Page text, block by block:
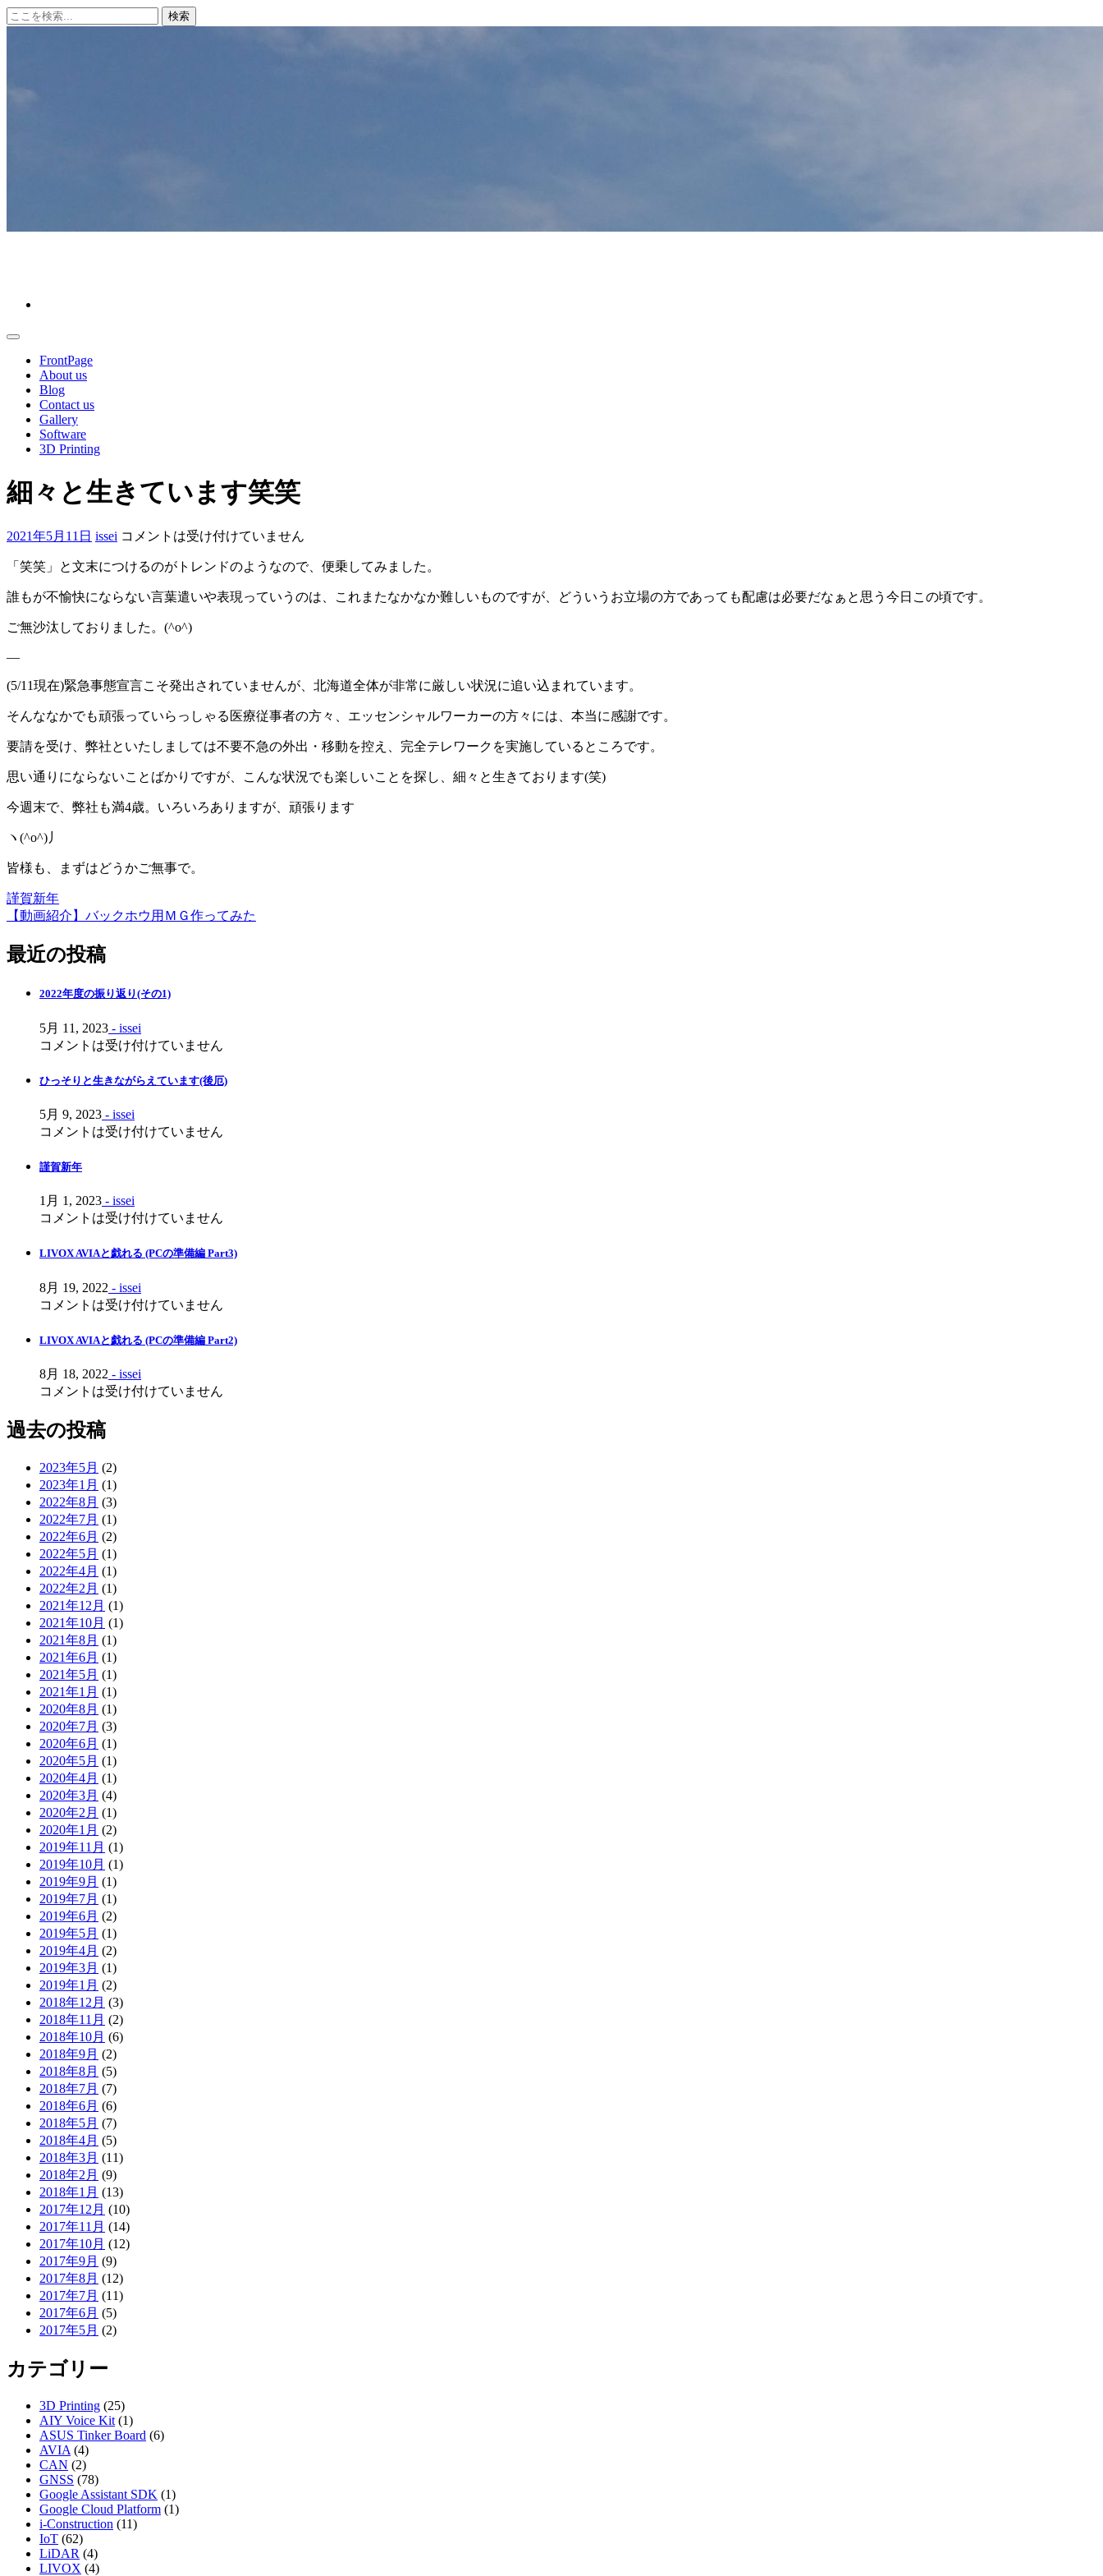
コ
ン
FrontPage
About us
Blog
Contact us
Gallery
Software
3D Printing
細々と生きています笑笑
2021年5月11日 issei コメントは受け付けていません
「笑笑」と文末につけるのがトレンドのようなので、便乗してみました。
誰もが不愉快にならない言葉遣いや表現っていうのは、これまたなかなか難しいものですが、どういうお立場の方であっても配慮は必要だなぁと思う今日この頃です。
ご無沙汰しておりました。(^o^)
—
(5/11現在)緊急事態宣言こそ発出されていませんが、北海道全体が非常に厳しい状況に追い込まれています。
そんななかでも頑張っていらっしゃる医療従事者の方々、エッセンシャルワーカーの方々には、本当に感謝です。
要請を受け、弊社といたしましては不要不急の外出・移動を控え、完全テレワークを実施しているところです。
思い通りにならないことばかりですが、こんな状況でも楽しいことを探し、細々と生きております(笑)
今週末で、弊社も満4歳。いろいろありますが、頑張ります
ヽ(^o^)丿
皆様も、まずはどうかご無事で。
投
ナ
謹賀新年
【動画紹介】バックホウ用ＭＧ作ってみた
最近の投稿
2022年度の振り返り(その1)
5月 11, 2023 - issei
コメントは受け付けていません
ひっそりと生きながらえています(後厄)
5月 9, 2023 - issei
コメントは受け付けていません
謹賀新年
1月 1, 2023 - issei
コメントは受け付けていません
LIVOX AVIAと戯れる (PCの準備編 Part3)
8月 19, 2022 - issei
コメントは受け付けていません
LIVOX AVIAと戯れる (PCの準備編 Part2)
8月 18, 2022 - issei
コメントは受け付けていません
過去の投稿
2023年5月 (2)
2023年1月 (1)
2022年8月 (3)
2022年7月 (1)
2022年6月 (2)
2022年5月 (1)
2022年4月 (1)
2022年2月 (1)
2021年12月 (1)
2021年10月 (1)
2021年8月 (1)
2021年6月 (1)
2021年5月 (1)
2021年1月 (1)
2020年8月 (1)
2020年7月 (3)
2020年6月 (1)
2020年5月 (1)
2020年4月 (1)
2020年3月 (4)
2020年2月 (1)
2020年1月 (2)
2019年11月 (1)
2019年10月 (1)
2019年9月 (1)
2019年7月 (1)
2019年6月 (2)
2019年5月 (1)
2019年4月 (2)
2019年3月 (1)
2019年1月 (2)
2018年12月 (3)
2018年11月 (2)
2018年10月 (6)
2018年9月 (2)
2018年8月 (5)
2018年7月 (7)
2018年6月 (6)
2018年5月 (7)
2018年4月 (5)
2018年3月 (11)
2018年2月 (9)
2018年1月 (13)
2017年12月 (10)
2017年11月 (14)
2017年10月 (12)
2017年9月 (9)
2017年8月 (12)
2017年7月 (11)
2017年6月 (5)
2017年5月 (2)
カテゴリー
3D Printing (25)
AIY Voice Kit (1)
ASUS Tinker Board (6)
AVIA (4)
CAN (2)
GNSS (78)
Google Assistant SDK (1)
Google Cloud Platform (1)
i-Construction (11)
IoT (62)
LiDAR (4)
LIVOX (4)